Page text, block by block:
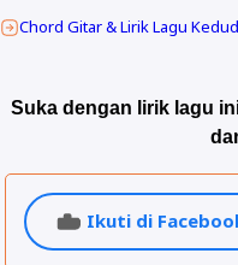
Chord Gitar & Lirik Lagu
Suka dengan lirik lagu
Ikuti di